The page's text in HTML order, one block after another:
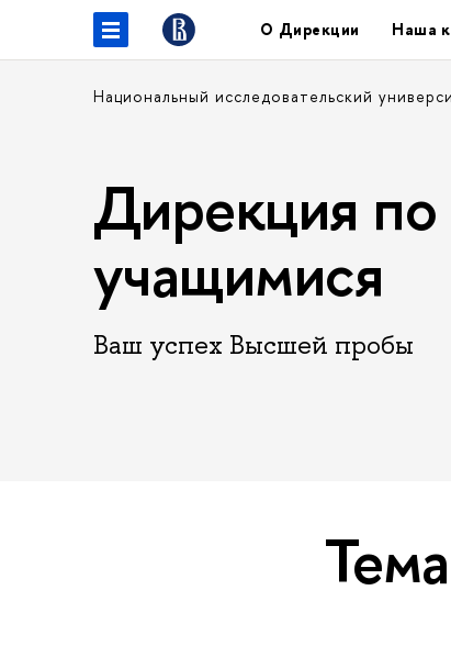
О Дирекции Наша
Национальный исследовательский
Дирекция
учащимися
Ваш успех Высшей пробы